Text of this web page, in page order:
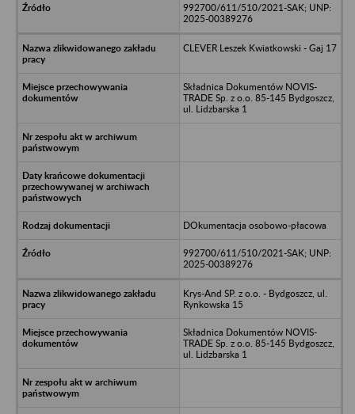
992700/611/510/2021-SAK; UNP:
2025-00389276
CLEVER Leszek Kwiatkowski - Gaj 17
Składnica Dokumentów NOVIS-
TRADE Sp. z o.o. 85-145 Bydgoszcz,
ul. Lidzbarska 1
DOkumentacja osobowo-płacowa
992700/611/510/2021-SAK; UNP:
2025-00389276
Krys-And SP. z o.o. - Bydgoszcz, ul.
Rynkowska 15
Składnica Dokumentów NOVIS-
TRADE Sp. z o.o. 85-145 Bydgoszcz,
ul. Lidzbarska 1